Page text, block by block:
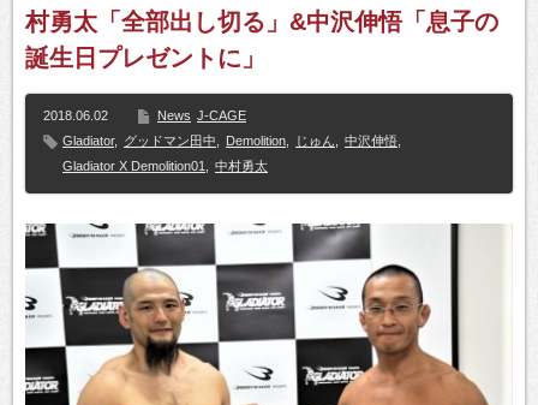
村勇太「全部出し切る」&中沢伸悟「息子の
誕生日プレゼントに」
2018.06.02 News J-CAGE
Gladiator, グッドマン田中 Demolition じゅん 中沢伸悟
Gladiator X Demolition01
中村勇太